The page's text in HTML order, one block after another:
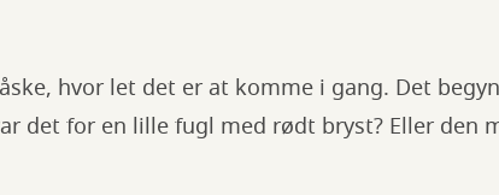
hvor let det er at komme i gang. Det
det for en lille fugl med rødt bryst? Eller den